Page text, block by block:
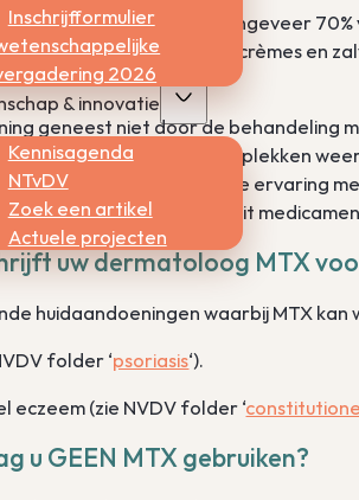
Inschrijfformulier
2026
& innovatie
Kennisagenda
NTvDV
Zoek een artikel
Actuele projecten
Uit onderzoek blijkt dat ongeveer
Als u naast MTX ook crèmes en
geneest niet door de behandeling
medicijnen kunnen de plekken
zijn, is er zeer ruime ervaring
de patiënten verdraagt dit
uw dermatoloog MTX
huidaandoeningen waarbij MTX
folder ‘psoriasis‘).
eczeem (zie NVDV folder ‘
u GEEN MTX gebruiken?